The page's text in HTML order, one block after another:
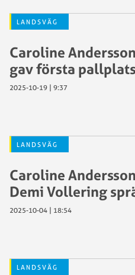
LANDSVÄG
Caroline
gav första
2025-10-19 | 9:37
LANDSVÄG
Caroline
Demi Vollering
2025-10-04 | 18:54
LANDSVÄG